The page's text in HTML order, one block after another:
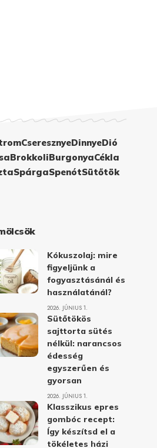
CseresznyeDinnyeDió
BrokkoliBurgonyaCékla
SpárgaSpenótSütőtök
Kókuszolaj: mire
figyeljünk a
fogyasztásánál és
használatánál?
2026. JÚNIUS 1.
Sütőtökös
sajttorta sütés
nélkül: narancsos
édesség
egyszerűen és
gyorsan
2026. JÚNIUS 1.
Klasszikus epres
gombóc recept:
Így készítsd el a
tökéletes házi